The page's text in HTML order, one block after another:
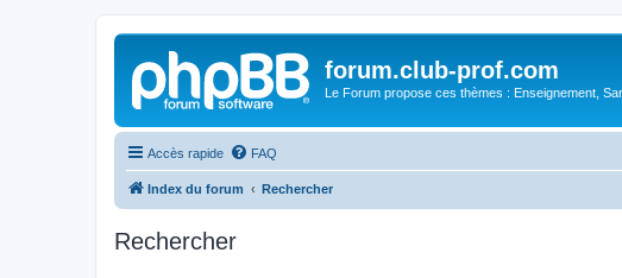
forum.club-prof.com
Le Forum propose ces thèmes : Enseignement,
Accès rapide FAQ
Index du forum Rechercher
Rechercher